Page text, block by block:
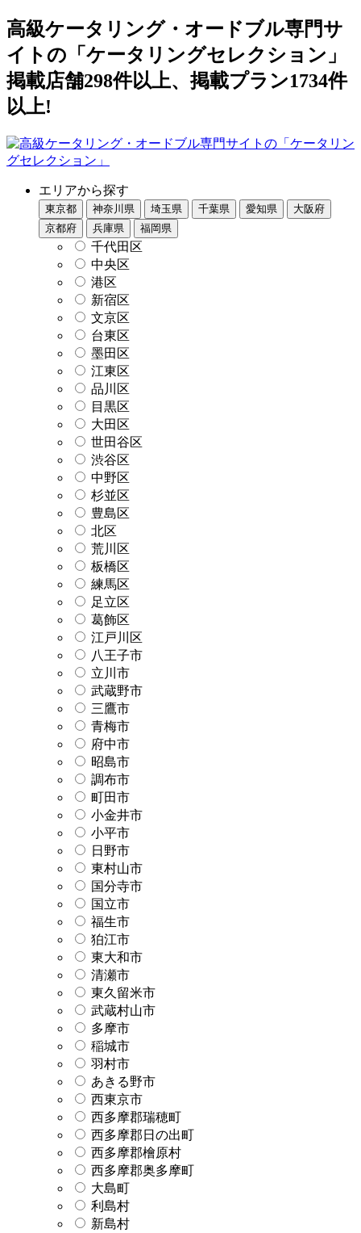
高級ケータリング・オードブル専門サ
イトの「ケータリングセレクション」
掲載店舗298件以上、掲載プラン1734件
以上!
エリアから探す
東京都 神奈川県 埼玉県 千葉県 愛知県
大阪府
京都府
兵庫県 福岡県
千代田区
中央区
港区
新宿区
文京区
台東区
墨田区
江東区
品川区
目黒区
大田区
世田谷区
渋谷区
中野区
杉並区
豊島区
北区
荒川区
板橋区
練馬区
足立区
葛飾区
江戸川区
八王子市
立川市
武蔵野市
三鷹市
青梅市
府中市
昭島市
調布市
町田市
小金井市
小平市
日野市
東村山市
国分寺市
国立市
福生市
狛江市
東大和市
清瀬市
東久留米市
武蔵村山市
多摩市
稲城市
羽村市
あきる野市
西東京市
西多摩郡瑞穂町
西多摩郡日の出町
西多摩郡檜原村
西多摩郡奥多摩町
大島町
利島村
新島村